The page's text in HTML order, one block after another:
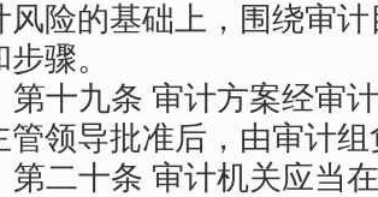
风险的基础上，围绕审
步骤。
十九条 审计方案经审
管领导批准后，由审计
二十条 审计机关应当